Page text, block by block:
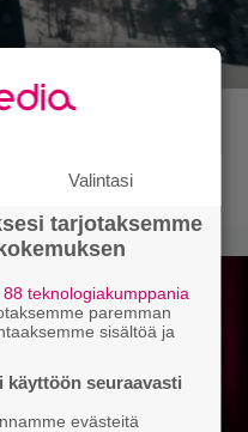
Pohjolalle –
kinoksia
Valintasi
tarjotaksemme
88 teknologiakumppania
paremman
sisältöä ja
käyttöön seuraavasti
evästeitä